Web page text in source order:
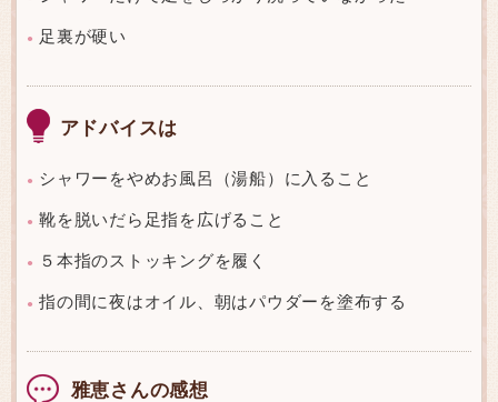
● 足裏が硬い
アドバイスは
● シャワーをやめお風呂（湯船）に入ること
● 靴を脱いだら足指を広げること
● ５本指のストッキングを履く
● 指の間に夜はオイル、朝はパウダーを塗布する
雅恵さんの感想